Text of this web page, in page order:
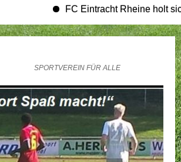
FC Eintracht Rheine holt sich beim
SPORTVEREIN FÜR ALLE